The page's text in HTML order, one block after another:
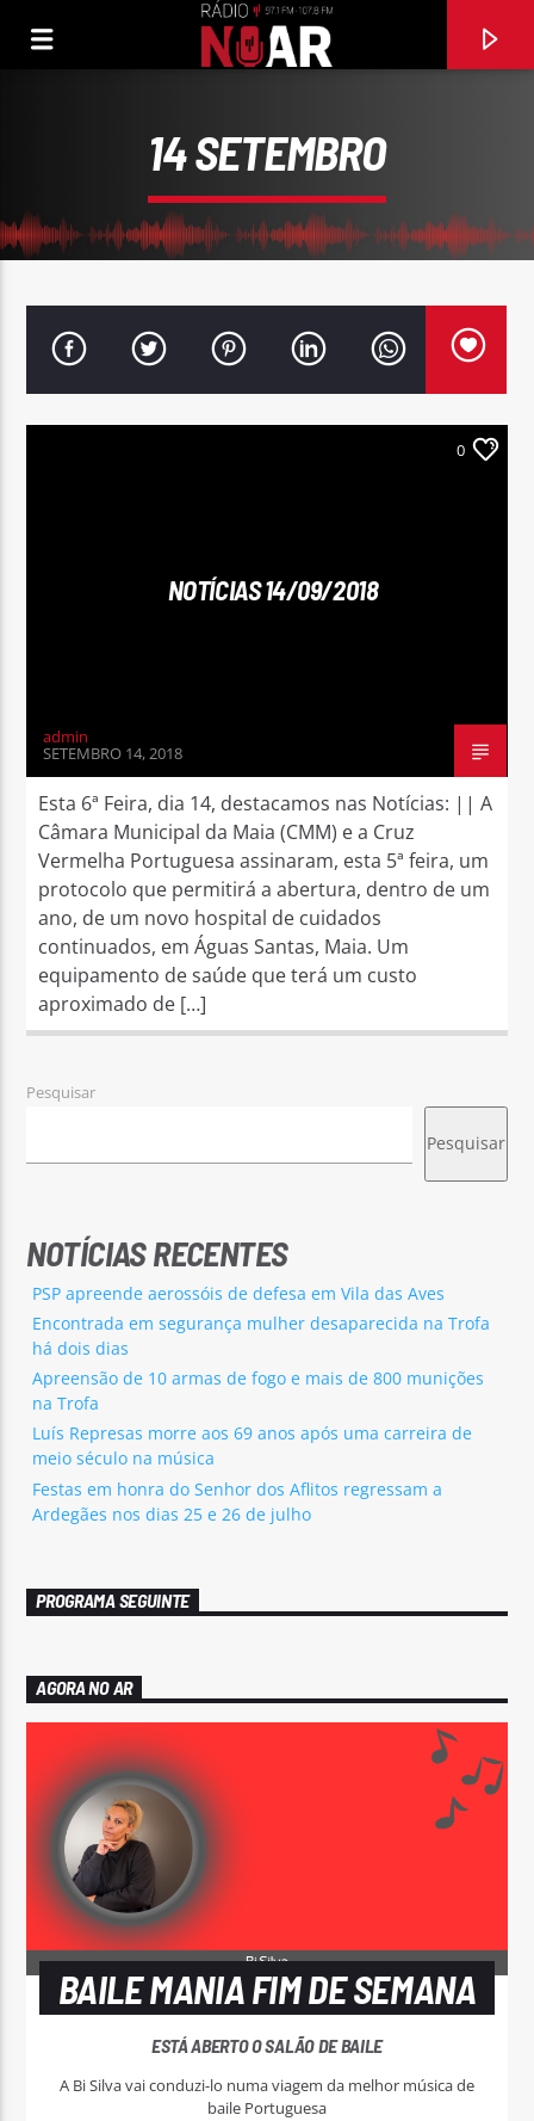
14 SETEMBRO
0
NOTÍCIAS 14/09/2018
admin
SETEMBRO 14, 2018
Esta 6ª Feira, dia 14, destacamos nas Notícias: || A
Câmara Municipal da Maia (CMM) e a Cruz
Vermelha Portuguesa assinaram, esta 5ª feira, um
protocolo que permitirá a abertura, dentro de um
ano, de um novo hospital de cuidados
continuados, em Águas Santas, Maia. Um
equipamento de saúde que terá um custo
aproximado de […]
Pesquisar
Pesquisar
NOTÍCIAS RECENTES
PSP apreende aerossóis de defesa em Vila das Aves
Encontrada em segurança mulher desaparecida na Trofa
há dois dias
Apreensão de 10 armas de fogo e mais de 800 munições
na Trofa
Luís Represas morre aos 69 anos após uma carreira de
meio século na música
Festas em honra do Senhor dos Aflitos regressam a
Ardegães nos dias 25 e 26 de julho
PROGRAMA SEGUINTE
AGORA NO AR
BAILE MANIA FIM DE SEMANA
ESTÁ ABERTO O SALÃO DE BAILE
A Bi Silva vai conduzi-lo numa viagem da melhor música de
baile Portuguesa